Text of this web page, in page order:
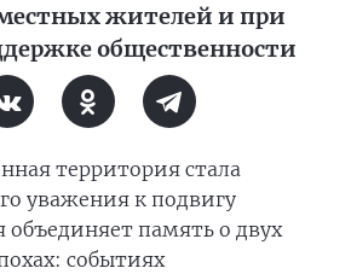
жителей и при
общественности
территория стала
уважения к подвигу
объединяет память о двух
событиях